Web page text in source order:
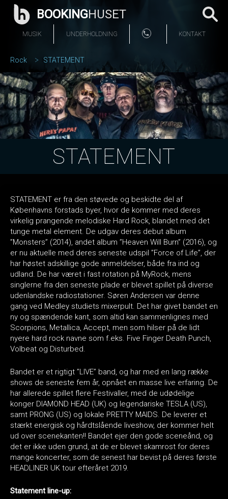
BOOKINGHUSET
MUSIK UNDERHOLDNING KONTAKT
Rock STATEMENT
STATEMENT
STATEMENT er fra den støvede og beskidte del af
Københavns forstads byer, hvor de kommer med deres
virkelig prangende melodiske Hard Rock, blandet med det
tunge metal element. De udgav deres debut album
”Monsters” (2014), andet album ”Heaven Will Burn” (2016), og
er nu aktuelle med deres seneste udspil ”Force of Life”, der
har høstet adskillige gode anmeldelser, både fra ind og
udland. De har været i fast rotation på MyRock, mens
singlerne fra den seneste plade er blevet spillet på diverse
udenlandske radiostationer. Søren Andersen var denne
gang ved Medley studiets mixerpult. Det har givet bandet en
ny og spændende kant, som altid kan sammenlignes med
Scorpions, Metallica, Accept, men som hilser på de lidt
nyere hard rock navne som f.eks. Five Finger Death Punch,
Volbeat og Disturbed.
Bandet er et rigtigt ”LIVE” band, og har med en lang række
shows de seneste fem år, opnået en masse live erfaring. De
har allerede spillet flere Festivaller, med de udødelige
konger DIAMOND HEAD (UK) og legendariske TESLA (US),
samt PRONG (US) og lokale PRETTY MAIDS. De leverer et
stærkt energisk og hårdtslående liveshow, der kommer helt
ud over scenekanten!! Bandet ejer den gode sceneånd, og
det er ikke uden grund, at de er blevet skamrost for deres
mange koncerter, som de senest har bevist på deres første
HEADLINER UK tour efteråret 2019.
Statement line-up: